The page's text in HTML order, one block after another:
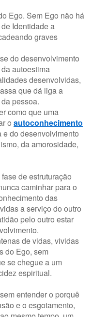
Ego. Sem Ego não há
Identidade a
graves
do desenvolvimento
autoestima
desenvolvidas,
que dá liga a
pessoa.
como que uma
o autoconhecimento
e do desenvolvimento
da amorosidade,
de estruturação
caminhar para o
das
a serviço do outro
pelo outro estar
de vidas, vividas
do Ego, sem
se chegue a um
espiritual.
entender o porquê
e o esgotamento,